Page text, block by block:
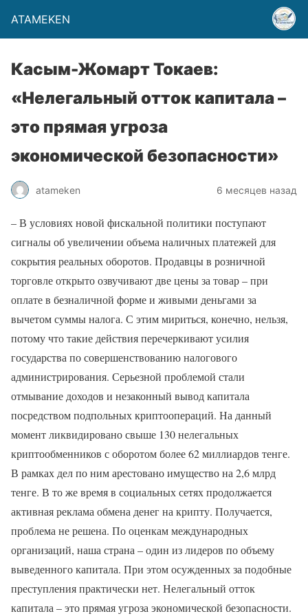
ATAMEKEN
Касым-Жомарт Токаев:
«Нелегальный отток капитала –
это прямая угроза
экономической безопасности»
atameken 6 месяцев назад
– В условиях новой фискальной политики поступают
сигналы об увеличении объема наличных платежей для
сокрытия реальных оборотов. Продавцы в розничной
торговле открыто озвучивают две цены за товар – при
оплате в безналичной форме и живыми деньгами за
вычетом суммы налога. С этим мириться, конечно, нельзя,
потому что такие действия перечеркивают усилия
государства по совершенствованию налогового
администрирования. Серьезной проблемой стали
отмывание доходов и незаконный вывод капитала
посредством подпольных криптоопераций. На данный
момент ликвидировано свыше 130 нелегальных
криптообменников с оборотом более 62 миллиардов тенге.
В рамках дел по ним арестовано имущество на 2,6 млрд
тенге. В то же время в социальных сетях продолжается
активная реклама обмена денег на крипту. Получается,
проблема не решена. По оценкам международных
организаций, наша страна – один из лидеров по объему
выведенного капитала. При этом осужденных за подобные
преступления практически нет. Нелегальный отток
капитала – это прямая угроза экономической безопасности.